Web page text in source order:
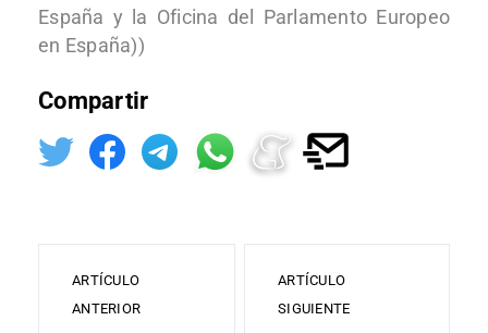
España y la Oficina del Parlamento Europeo
en España))
Compartir
ARTÍCULO
ANTERIOR
ARTÍCULO
SIGUIENTE